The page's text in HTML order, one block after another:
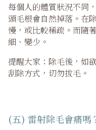
每個人的體質狀況不同
頭毛根會自然掉落。在
慢，或比較稀疏。而隨
細、變少。
提醒大家：除毛後，如
刮除方式，切勿拔毛。
(五) 雷射除毛會痛嗎